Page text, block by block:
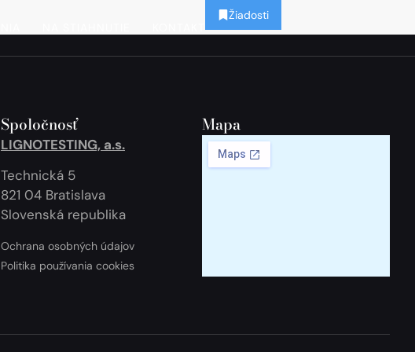
Žiadosti
Spoločnosť
LIGNOTESTING, a.s.
Technická 5
821 04 Bratislava
Slovenská republika
Ochrana osobných údajov
Politika používania cookies
Mapa